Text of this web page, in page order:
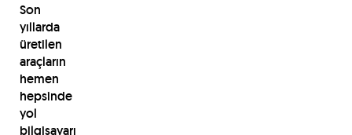
Son
yıllarda
üretilen
araçların
hemen
hepsinde
yol
bilgisayarı